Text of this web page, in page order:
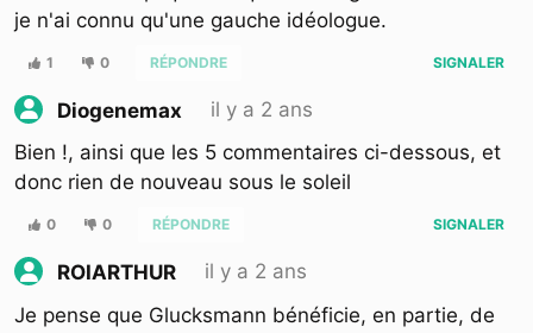
je n'ai connu qu'une gauche idéologue.
1 0 RÉPONDRE SIGNALER
Diogenemax
il y a 2 ans
Bien !, ainsi que les 5 commentaires ci-dessous, et
donc rien de nouveau sous le soleil
0 0 RÉPONDRE SIGNALER
ROIARTHUR
il y a 2 ans
Je pense que Glucksmann bénéficie, en partie, de